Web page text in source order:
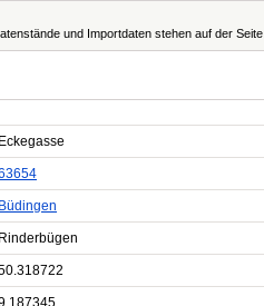
und Importdaten stehen auf der Seite
Eckegasse
Büdingen
Rinderbügen